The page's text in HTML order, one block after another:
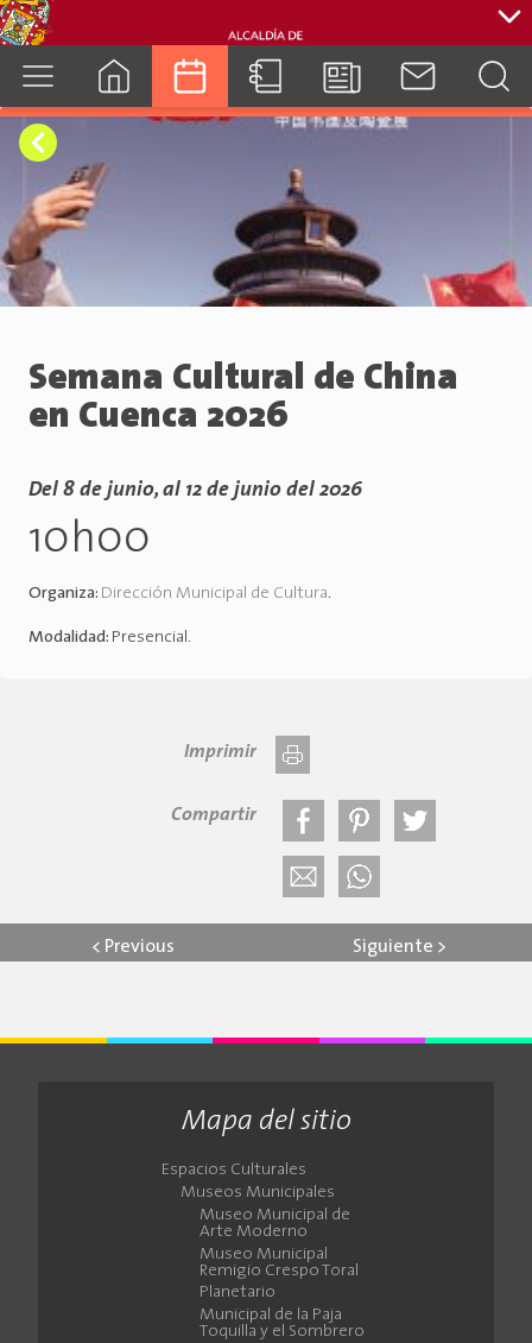
Semana Cultural de China
en Cuenca 2026
Del 8 de junio, al 12 de junio del 2026
10h00
Organiza: Dirección Municipal de Cultura.
Modalidad: Presencial.
Imprimir
Compartir
< Previous Siguiente >
Mapa del sitio
Espacios Culturales
Museos Municipales
Museo Municipal de
Arte Moderno
Museo Municipal
Remigio Crespo Toral
Planetario
Municipal de la Paja
Toquilla y el Sombrero